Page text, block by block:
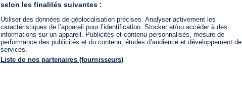
selon les finalités suivantes :
Utiliser des données de géolocalisation précises. Analyser activement les
caractéristiques de l’appareil pour l’identification. Stocker et/ou accéder à des
informations sur un appareil. Publicités et contenu personnalisés, mesure de
performance des publicités et du contenu, études d’audience et développement de
services.
Liste de nos partenaires (fournisseurs)